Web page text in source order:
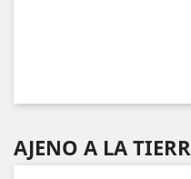
AJENO A LA